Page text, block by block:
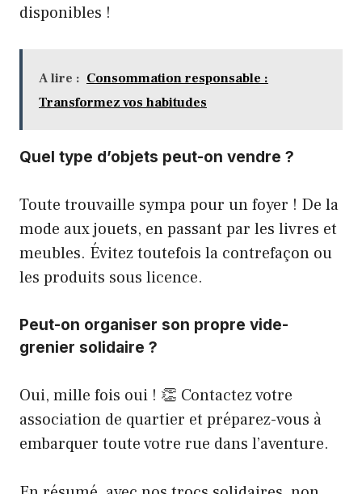
disponibles !
A lire : Consommation responsable :
Transformez vos habitudes
Quel type d’objets peut-on vendre ?
Toute trouvaille sympa pour un foyer ! De la
mode aux jouets, en passant par les livres et
meubles. Évitez toutefois la contrefaçon ou
les produits sous licence.
Peut-on organiser son propre vide-
grenier solidaire ?
Oui, mille fois oui ! 👏 Contactez votre
association de quartier et préparez-vous à
embarquer toute votre rue dans l’aventure.